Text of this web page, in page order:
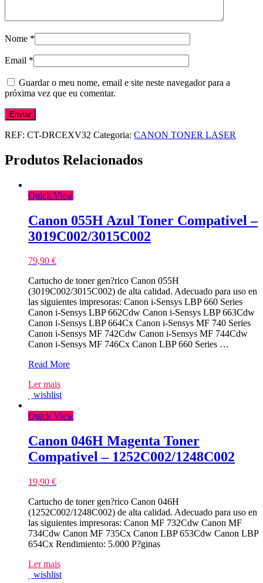
Nome *
Email *
Guardar o meu nome, email e site neste navegador para a
próxima vez que eu comentar.
REF: CT-DRCEXV32 Categoria: CANON TONER LASER
Produtos Relacionados
Quick View
Canon 055H Azul Toner Compativel –
3019C002/3015C002
79,90 €
Cartucho de toner gen?rico Canon 055H
(3019C002/3015C002) de alta calidad. Adecuado para uso en
las siguientes impresoras: Canon i-Sensys LBP 660 Series
Canon i-Sensys LBP 662Cdw Canon i-Sensys LBP 663Cdw
Canon i-Sensys LBP 664Cx Canon i-Sensys MF 740 Series
Canon i-Sensys MF 742Cdw Canon i-Sensys MF 744Cdw
Canon i-Sensys MF 746Cx Canon LBP 660 Series …
Canon
Azul
Toner
–
Read More
Ler mais
wishlist
Quick View
Canon 046H Magenta Toner
Compativel – 1252C002/1248C002
19,90 €
Cartucho de toner gen?rico Canon 046H
(1252C002/1248C002) de alta calidad. Adecuado para uso en
las siguientes impresoras: Canon MF 732Cdw Canon MF
734Cdw Canon MF 735Cx Canon LBP 653Cdw Canon LBP
654Cx Rendimiento: 5.000 P?ginas
Ler mais
wishlist